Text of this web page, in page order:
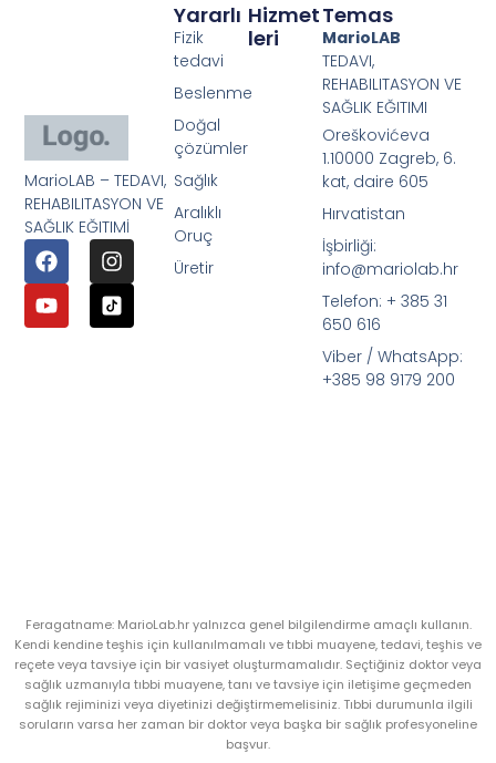
MarioLAB – TEDAVI,
REHABILITASYON VE
SAĞLIK EĞITIMİ
Hizmet
Leri
Yararlı
Fizik
tedavi
Beslenme
Doğal
çözümler
Sağlık
Aralıklı
Oruç
Üretir
Temas
MarioLAB
TEDAVI,
REHABILITASYON VE
SAĞLIK EĞITIMI
Oreškovićeva
1.10000 Zagreb, 6.
kat, daire 605
Hırvatistan
İşbirliği:
info@mariolab.hr
Telefon: + 385 31
650 616
Viber / WhatsApp:
+385 98 9179 200
Feragatname: MarioLab.hr yalnızca genel bilgilendirme amaçlı kullanın.
Kendi kendine teşhis için kullanılmamalı ve tıbbi muayene, tedavi, teşhis ve
reçete veya tavsiye için bir vasiyet oluşturmamalıdır. Seçtiğiniz doktor veya
sağlık uzmanıyla tıbbi muayene, tanı ve tavsiye için iletişime geçmeden
sağlık rejiminizi veya diyetinizi değiştirmemelisiniz. Tıbbi durumunla ilgili
soruların varsa her zaman bir doktor veya başka bir sağlık profesyoneline
başvur.